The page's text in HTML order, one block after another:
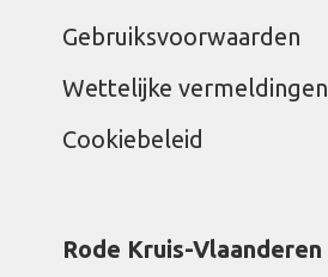
Gebruiksvoorwaarden
Wettelijke vermeldingen
Cookiebeleid
Rode Kruis-Vlaanderen